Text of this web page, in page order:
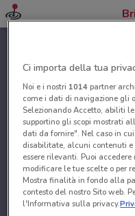
Ci importa della tua
Noi e i nostri 1014partner
come i dati di navigazione gli
Selezionando Accetto, abiliti
supportino gli scopi mostrati
dati da fornire". Nel caso in
disabilitate, alcuni contenuti e
essere rilevanti. Puoi
modificare le tue scelte o per
Mostra finalità in fondo alla
contesto del nostro Sito web.
l'Informativa sulla privacy.